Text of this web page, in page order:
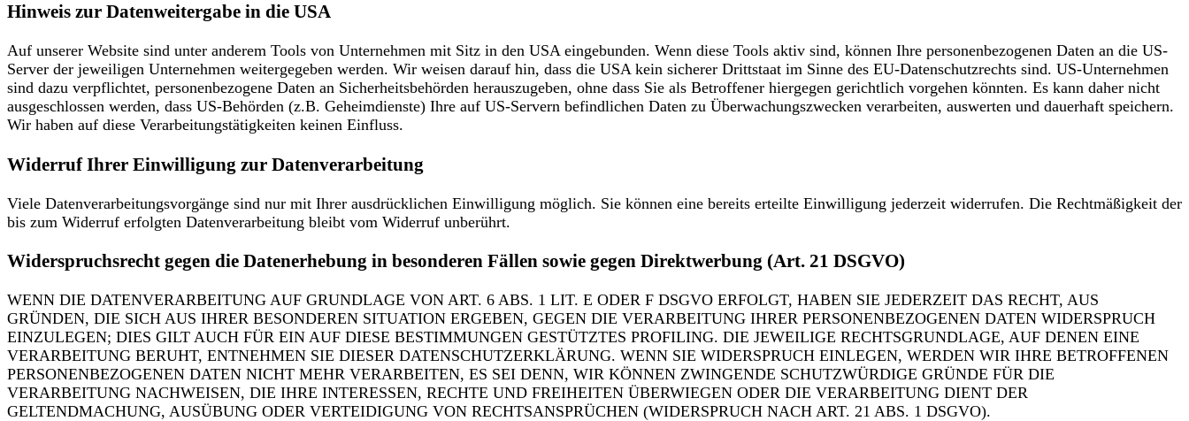
Hinweis zur Datenweitergabe in die USA
Auf unserer Website sind unter anderem Tools von Unternehmen mit Sitz in den USA eingebunden. Wenn diese Tools aktiv sind, können Ihre personenbezogenen Daten an die US-
Server der jeweiligen Unternehmen weitergegeben werden. Wir weisen darauf hin, dass die USA kein sicherer Drittstaat im Sinne des EU-Datenschutzrechts sind. US-Unternehmen
sind dazu verpflichtet, personenbezogene Daten an Sicherheitsbehörden herauszugeben, ohne dass Sie als Betroffener hiergegen gerichtlich vorgehen könnten. Es kann daher nicht
ausgeschlossen werden, dass US-Behörden (z.B. Geheimdienste) Ihre auf US-Servern befindlichen Daten zu Überwachungszwecken verarbeiten, auswerten und dauerhaft speichern.
Wir haben auf diese Verarbeitungstätigkeiten keinen Einfluss.
Widerruf Ihrer Einwilligung zur Datenverarbeitung
Viele Datenverarbeitungsvorgänge sind nur mit Ihrer ausdrücklichen Einwilligung möglich. Sie können eine bereits erteilte Einwilligung jederzeit widerrufen. Die Rechtmäßigkeit der
bis zum Widerruf erfolgten Datenverarbeitung bleibt vom Widerruf unberührt.
Widerspruchsrecht gegen die Datenerhebung in besonderen Fällen sowie gegen Direktwerbung (Art. 21 DSGVO)
WENN DIE DATENVERARBEITUNG AUF GRUNDLAGE VON ART. 6 ABS. 1 LIT. E ODER F DSGVO ERFOLGT, HABEN SIE JEDERZEIT DAS RECHT, AUS
GRÜNDEN, DIE SICH AUS IHRER BESONDEREN SITUATION ERGEBEN, GEGEN DIE VERARBEITUNG IHRER PERSONENBEZOGENEN DATEN WIDERSPRUCH
EINZULEGEN; DIES GILT AUCH FÜR EIN AUF DIESE BESTIMMUNGEN GESTÜTZTES PROFILING. DIE JEWEILIGE RECHTSGRUNDLAGE, AUF DENEN EINE
VERARBEITUNG BERUHT, ENTNEHMEN SIE DIESER DATENSCHUTZERKLÄRUNG. WENN SIE WIDERSPRUCH EINLEGEN, WERDEN WIR IHRE BETROFFENEN
PERSONENBEZOGENEN DATEN NICHT MEHR VERARBEITEN, ES SEI DENN, WIR KÖNNEN ZWINGENDE SCHUTZWÜRDIGE GRÜNDE FÜR DIE
VERARBEITUNG NACHWEISEN, DIE IHRE INTERESSEN, RECHTE UND FREIHEITEN ÜBERWIEGEN ODER DIE VERARBEITUNG DIENT DER
GELTENDMACHUNG, AUSÜBUNG ODER VERTEIDIGUNG VON RECHTSANSPRÜCHEN (WIDERSPRUCH NACH ART. 21 ABS. 1 DSGVO).